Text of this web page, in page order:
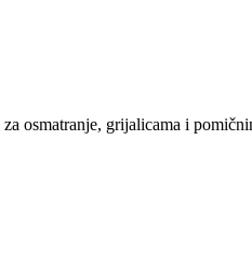
osmatranje, grijalicama i